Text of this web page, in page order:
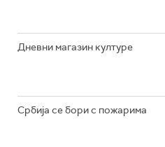
Дневни магазин културе
Србија се бори с пожарима